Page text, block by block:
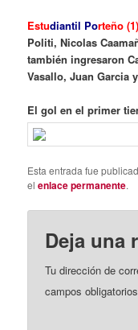
Estudiantil Porteño
Politi, Nicolas
también ingresaron
Vasallo, Juan Garcia
El gol en el primer
Esta entrada fue
elenlace permanente.
Deja una
Tu dirección de
campos